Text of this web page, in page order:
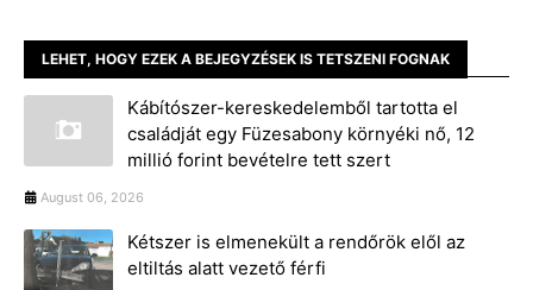
LEHET, HOGY EZEK A BEJEGYZÉSEK IS TETSZENI FOGNAK
Kábítószer-kereskedelemből tartotta el
családját egy Füzesabony környéki nő, 12
millió forint bevételre tett szert
August 06, 2026
Kétszer is elmenekült a rendőrök elől az
eltiltás alatt vezető férfi